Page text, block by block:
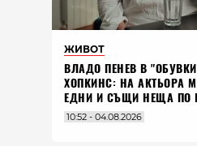
ЖИВОТ
ВЛАДO ПЕНЕВ В
ХОПКИНС: НА АКТЬОРА
ЕДНИ И СЪЩИ НЕЩА ПО
10:52 - 04.08.2026